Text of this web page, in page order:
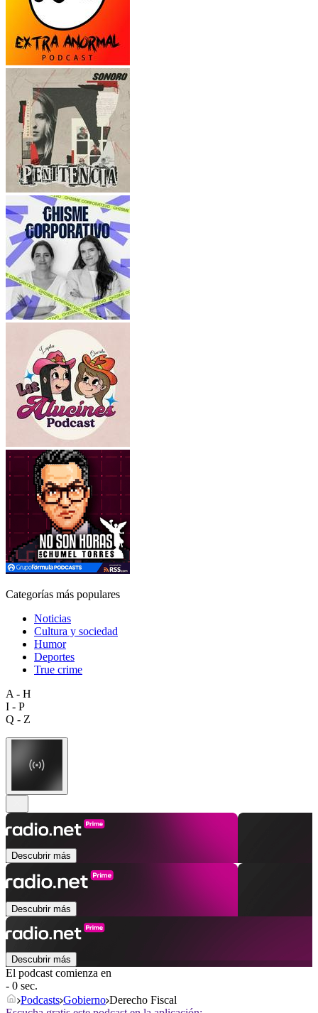
Categorías más populares
Noticias
Cultura y sociedad
Humor
Deportes
True crime
A - H
I - P
Q - Z
Descubrir más
Descubrir más
Descubrir más
El podcast comienza en
- 0 sec.
Podcasts Gobierno Derecho Fiscal